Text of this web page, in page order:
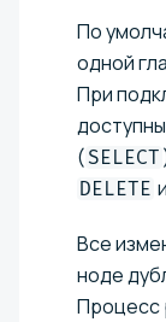
По
одной
При
(SELECT
DELETE
Все
ноде
Процесс